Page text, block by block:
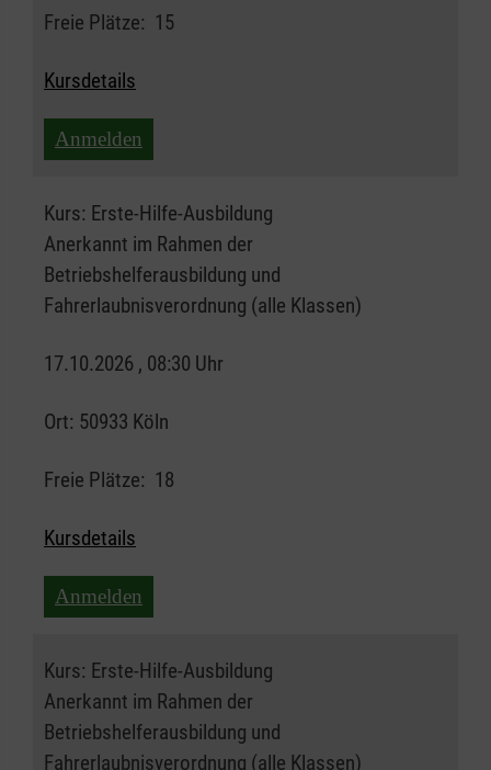
Freie Plätze: 15
Kursdetails
Anmelden
Kurs: Erste-Hilfe-Ausbildung
Anerkannt im Rahmen der
Betriebshelferausbildung und
Fahrerlaubnisverordnung (alle Klassen)
17.10.2026 , 08:30 Uhr
Ort: 50933 Köln
Freie Plätze: 18
Kursdetails
Anmelden
Kurs: Erste-Hilfe-Ausbildung
Anerkannt im Rahmen der
Betriebshelferausbildung und
Fahrerlaubnisverordnung (alle Klassen)